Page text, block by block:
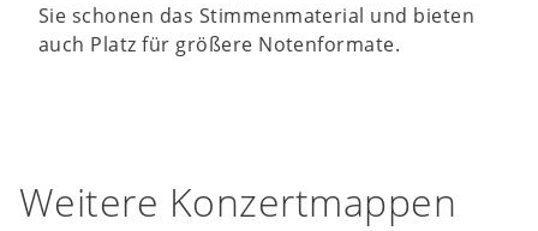
Sie schonen das Stimmenmaterial und bieten
auch Platz für größere Notenformate.
Weitere Konzertmappen